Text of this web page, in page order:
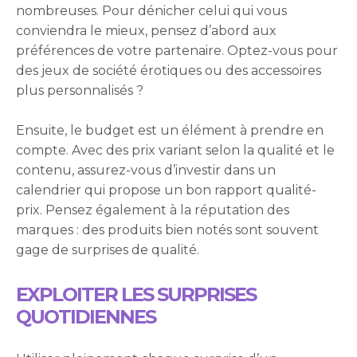
nombreuses. Pour dénicher celui qui vous
conviendra le mieux, pensez d’abord aux
préférences de votre partenaire. Optez-vous pour
des jeux de société érotiques ou des accessoires
plus personnalisés ?
Ensuite, le budget est un élément à prendre en
compte. Avec des prix variant selon la qualité et le
contenu, assurez-vous d’investir dans un
calendrier qui propose un bon rapport qualité-
prix. Pensez également à la réputation des
marques : des produits bien notés sont souvent
gage de surprises de qualité.
EXPLOITER LES SURPRISES
QUOTIDIENNES